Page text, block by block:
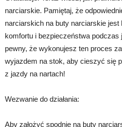
narciarskie. Pamiętaj, że
narciarskich na buty narciarskie jest
komfortu i bezpieczeństwa podczas
pewny, że wykonujesz ten proces
wyjazdem na stok, aby cieszyć się
z jazdy na nartach!
Wezwanie do działania:
Aby założyć spodnie na buty